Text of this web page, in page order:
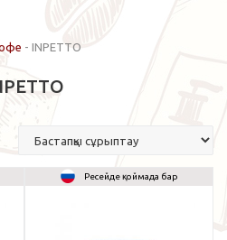
- INPETTO
Ресейде қоймада бар